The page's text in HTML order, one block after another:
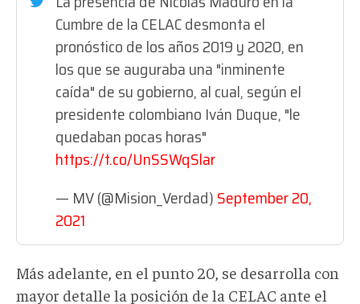
Cumbre de la CELAC desmonta el
pronóstico de los años 2019 y 2020, en
los que se auguraba una "inminente
caída" de su gobierno, al cual, según el
presidente colombiano Iván Duque, "le
quedaban pocas horas"
https://t.co/UnSSWqSlar
— MV (@Mision_Verdad)September 20,
2021
Más adelante, en el punto 20, se desarrolla con
mayor detalle la posición de la CELAC ante el